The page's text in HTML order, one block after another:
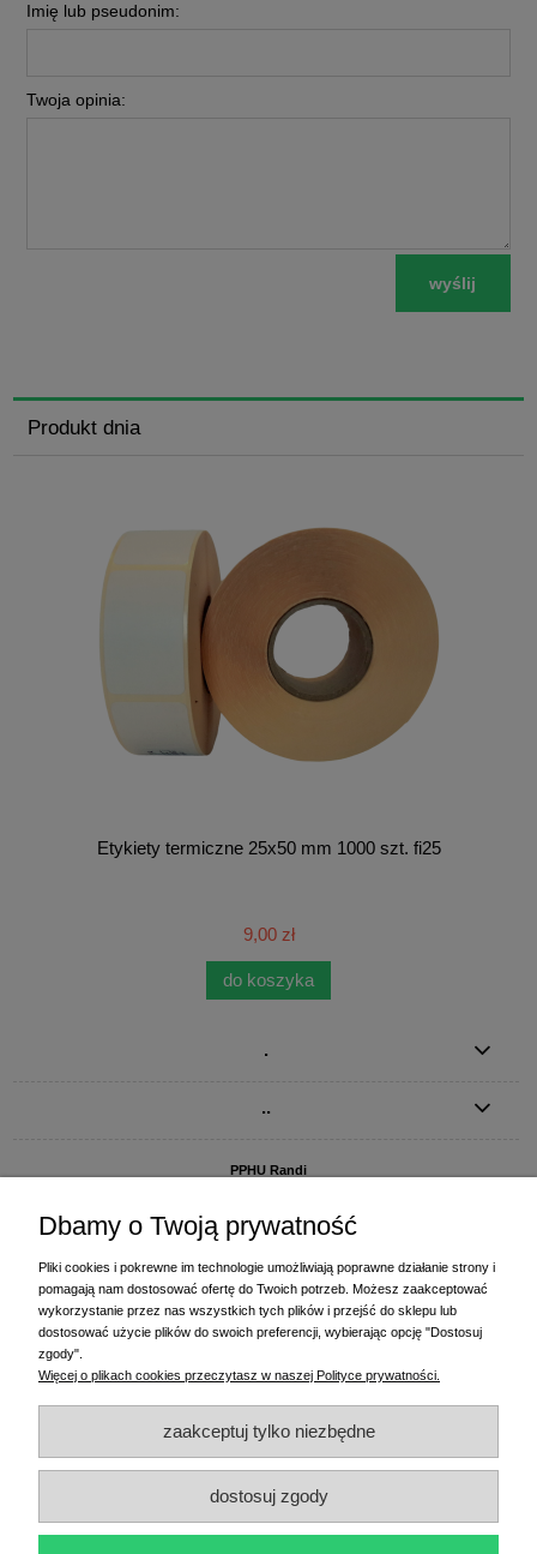
Imię lub pseudonim:
Twoja opinia:
wyślij
Produkt dnia
Etykiety termiczne 25x50 mm 1000 szt. fi25
9,00 zł
do koszyka
.
..
PPHU Randi
ul. Starogardzka 77 (wjazd od ul. Plażowej)
+48 58 770 31 80
- centrala
+48 58 770 31 83- wyceny i drukowanie etykiet
- Krzysztof - drukowanie etykiet,
(+48) 602 794 901- Sebastian - wyceny i doradztwo techniczne,biuro@randi.pl
Dbamy o Twoją prywatność
Pliki cookies i pokrewne im technologie umożliwiają poprawne działanie strony i
pomagają nam dostosować ofertę do Twoich potrzeb. Możesz zaakceptować
wykorzystanie przez nas wszystkich tych plików i przejść do sklepu lub
dostosować użycie plików do swoich preferencji, wybierając opcję "Dostosuj
zgody".
Więcej o plikach cookies przeczytasz w naszej Polityce prywatności.
zaakceptuj tylko niezbędne
dostosuj zgody